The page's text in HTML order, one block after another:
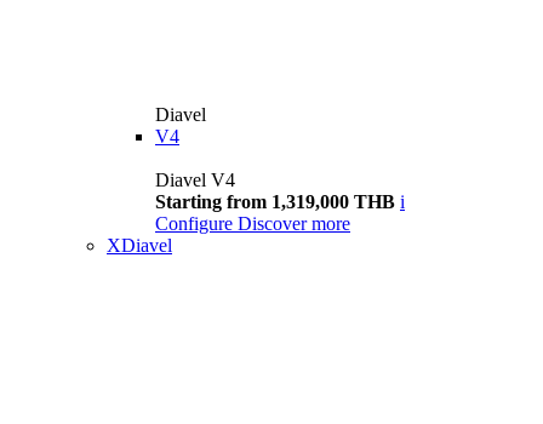
Diavel
V4
Diavel V4
Starting from 1,319,000 THB i
Configure Discover more
XDiavel